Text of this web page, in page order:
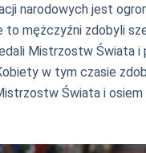
narodowych jest
to mężczyźni zdobyli
Mistrzostw Świata i
w tym czasie
Świata i osiem